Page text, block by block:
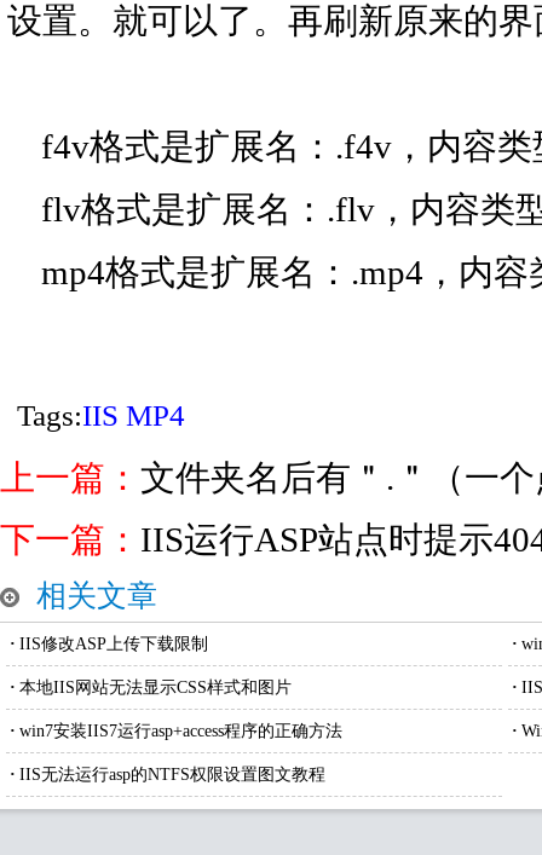
设置。就可以了。再刷新原来的
f4v格式是扩展名：.f4v，内容类
flv格式是扩展名：.flv，内容类
mp4格式是扩展名：.mp4，内容
Tags:IIS MP4
上一篇： 文件夹名后有＂.＂（一
下一篇： IIS运行ASP站点时提示
相关文章
· IIS修改ASP上传下载限制 ·
决
· 本地IIS网站无法显示CSS样式和图片 ·
· win7安装IIS7运行asp+access程序的正确方法 ·
· IIS无法运行asp的NTFS权限设置图文教程